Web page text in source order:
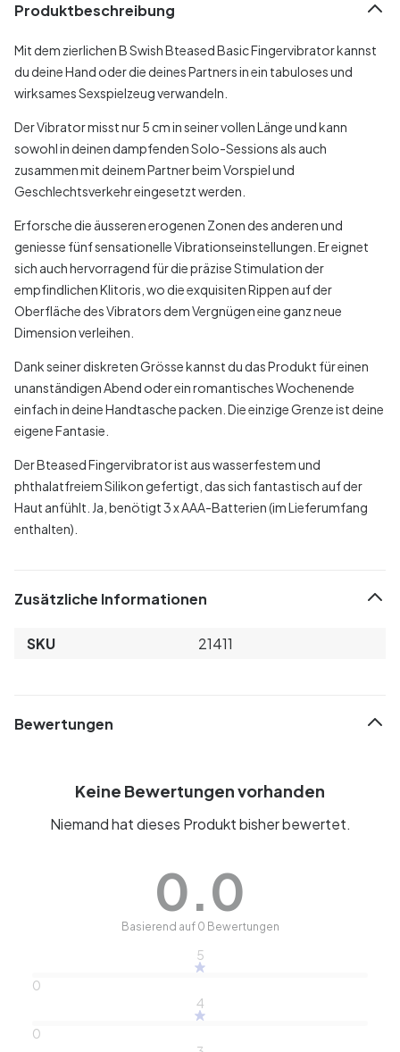
Produktbeschreibung
Mit dem zierlichen B Swish Bteased Basic Fingervibrator kannst
du deine Hand oder die deines Partners in ein tabuloses und
wirksames Sexspielzeug verwandeln.
Der Vibrator misst nur 5 cm in seiner vollen Länge und kann
sowohl in deinen dampfenden Solo-Sessions als auch
zusammen mit deinem Partner beim Vorspiel und
Geschlechtsverkehr eingesetzt werden.
Erforsche die äusseren erogenen Zonen des anderen und
geniesse fünf sensationelle Vibrationseinstellungen. Er eignet
sich auch hervorragend für die präzise Stimulation der
empfindlichen Klitoris, wo die exquisiten Rippen auf der
Oberfläche des Vibrators dem Vergnügen eine ganz neue
Dimension verleihen.
Dank seiner diskreten Grösse kannst du das Produkt für einen
unanständigen Abend oder ein romantisches Wochenende
einfach in deine Handtasche packen. Die einzige Grenze ist deine
eigene Fantasie.
Der Bteased Fingervibrator ist aus wasserfestem und
phthalatfreiem Silikon gefertigt, das sich fantastisch auf der
Haut anfühlt. Ja, benötigt 3 x AAA-Batterien (im Lieferumfang
enthalten).
Zusätzliche Informationen
SKU 21411
Bewertungen
Keine Bewertungen vorhanden
Niemand hat dieses Produkt bisher bewertet.
0.0
Basierend auf 0 Bewertungen
5
0
4
0